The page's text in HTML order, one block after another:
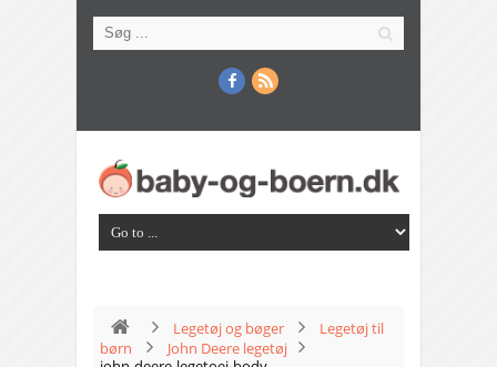
Legetøj og bøger
Legetøj til
børn
John Deere legetøj